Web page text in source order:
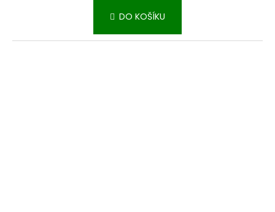
DO KOŠÍKU